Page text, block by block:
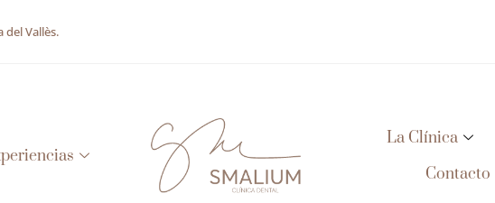
del Vallès.
La Clínica
Contacto